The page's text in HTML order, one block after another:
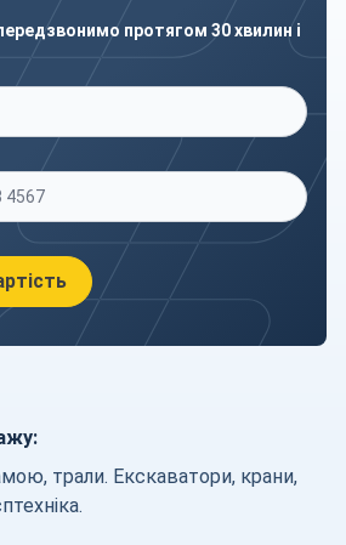
протягом 30 хвилин і
трали. Екскаватори, крани,